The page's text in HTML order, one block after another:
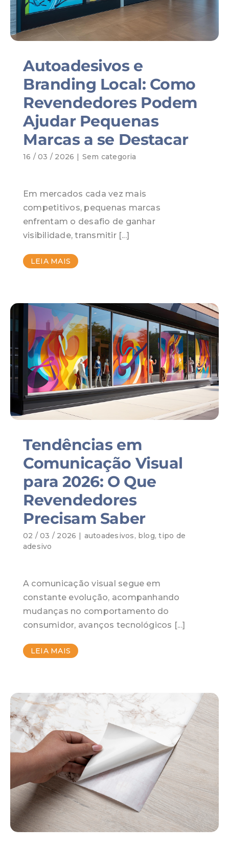
Autoadesivos e
Branding Local: Como
Revendedores Podem
Ajudar Pequenas
Marcas a se Destacar
16 / 03 / 2026 | Sem categoria
Em mercados cada vez mais
competitivos, pequenas marcas
enfrentam o desafio de ganhar
visibilidade, transmitir [...]
LEIA MAIS
Tendências em
Comunicação Visual
para 2026: O Que
Revendedores
Precisam Saber
02 / 03 / 2026 autoadesivos, blog,tipo de
adesivo
A comunicação visual segue em
constante evolução, acompanhando
mudanças no comportamento do
consumidor, avanços tecnológicos [...]
LEIA MAIS